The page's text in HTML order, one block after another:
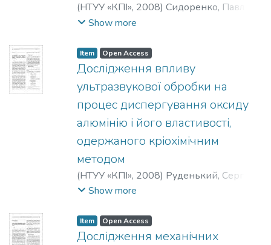
(НТУУ «КПІ», 2008) Сидоренко, Павло
Юрійович;Рижов, Роман Миколайович
Болотов, Геннадій Павлович
Show more
Item Open Access
Дослідження впливу
ультразвукової обробки на
процес диспергування оксиду
алюмінію і його властивості,
одержаного кріохімічним
методом
(НТУУ «КПІ», 2008) Руденький, Сергій
Олексійович
Show more
Item Open Access
Дослідження механічних